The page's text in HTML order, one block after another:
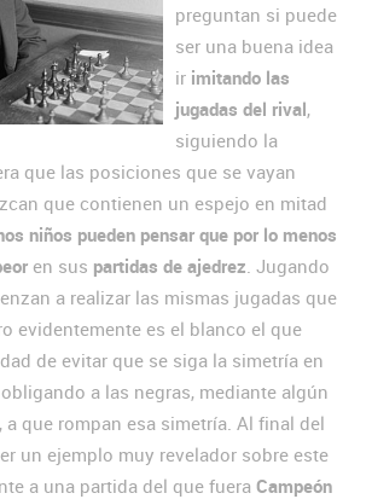
preguntan si puede
ser una buena idea
ir imitando las
jugadas del rival,
siguiendo la
que las posiciones que se vayan
que contienen un espejo en mitad
niños pueden pensar que por lo menos
en sus partidas de ajedrez . Jugando
a realizar las mismas jugadas que
evidentemente es el blanco el que
de evitar que se siga la simetría en
a las negras, mediante algún
a que rompan esa simetría. Al final del
un ejemplo muy revelador sobre este
a una partida del que fuera Campeón